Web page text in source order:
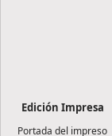
Edición Impresa
Portada del impreso